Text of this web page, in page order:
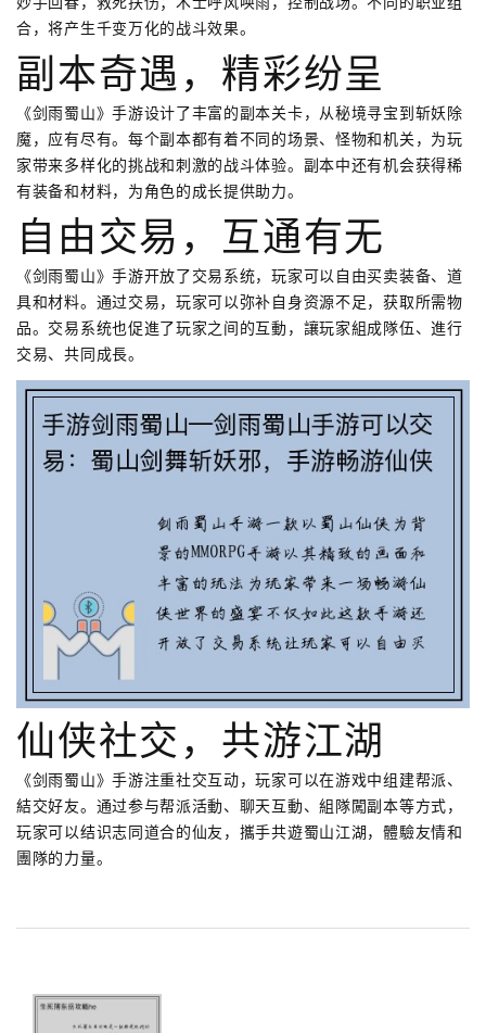
合，将产生千变万化的战斗效果。
副本奇遇，精彩纷呈
《剑雨蜀山》手游设计了丰富的副本关卡，从秘境寻宝到斩妖除
魔，应有尽有。每个副本都有着不同的场景、怪物和机关，为玩
家带来多样化的挑战和刺激的战斗体验。副本中还有机会获得稀
有装备和材料，为角色的成长提供助力。
自由交易，互通有无
《剑雨蜀山》手游开放了交易系统，玩家可以自由买卖装备、道
具和材料。通过交易，玩家可以弥补自身资源不足，获取所需物
品。交易系统也促進了玩家之间的互動，讓玩家組成隊伍、進行
交易、共同成長。
仙侠社交，共游江湖
《剑雨蜀山》手游注重社交互动，玩家可以在游戏中组建帮派、
結交好友。通过参与帮派活動、聊天互動、組隊闖副本等方式，
玩家可以结识志同道合的仙友，攜手共遊蜀山江湖，體驗友情和
團隊的力量。